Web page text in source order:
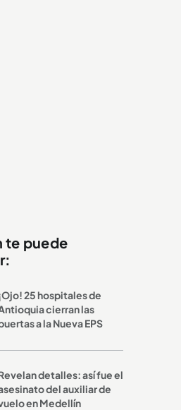
te puede
25 hospitales de
cierran las
a la Nueva EPS
detalles: así fue el
del auxiliar de
en Medellín